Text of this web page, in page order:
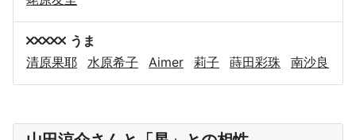
うま
清原果耶
水原希子 Aimer 莉子 蒔田彩珠 南沙良